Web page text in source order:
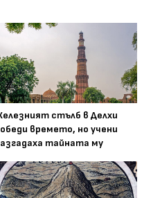
стълб в Делхи
времето, но учени
тайната му